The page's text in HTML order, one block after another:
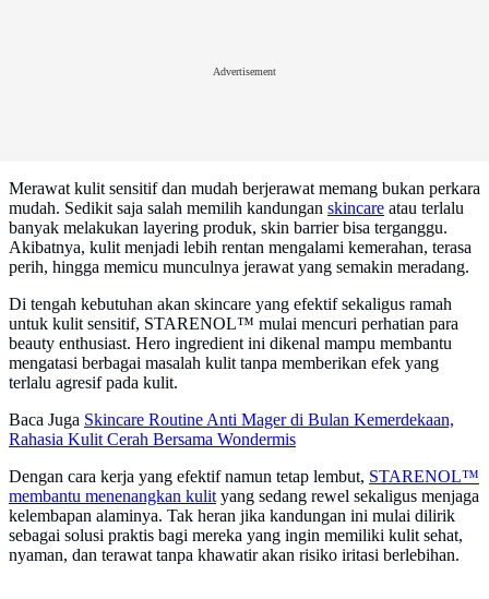
Advertisement
Merawat kulit sensitif dan mudah berjerawat memang bukan perkara
mudah. Sedikit saja salah memilih kandungan skincare atau terlalu
banyak melakukan layering produk, skin barrier bisa terganggu.
Akibatnya, kulit menjadi lebih rentan mengalami kemerahan, terasa
perih, hingga memicu munculnya jerawat yang semakin meradang.
Di tengah kebutuhan akan skincare yang efektif sekaligus ramah
untuk kulit sensitif, STARENOL™ mulai mencuri perhatian para
beauty enthusiast. Hero ingredient ini dikenal mampu membantu
mengatasi berbagai masalah kulit tanpa memberikan efek yang
terlalu agresif pada kulit.
Baca Juga Skincare Routine Anti Mager di Bulan Kemerdekaan,
Rahasia Kulit Cerah Bersama Wondermis
Dengan cara kerja yang efektif namun tetap lembut, STARENOL™
membantu menenangkan kulityang sedang rewel sekaligus menjaga
kelembapan alaminya. Tak heran jika kandungan ini mulai dilirik
sebagai solusi praktis bagi mereka yang ingin memiliki kulit sehat,
nyaman, dan terawat tanpa khawatir akan risiko iritasi berlebihan.